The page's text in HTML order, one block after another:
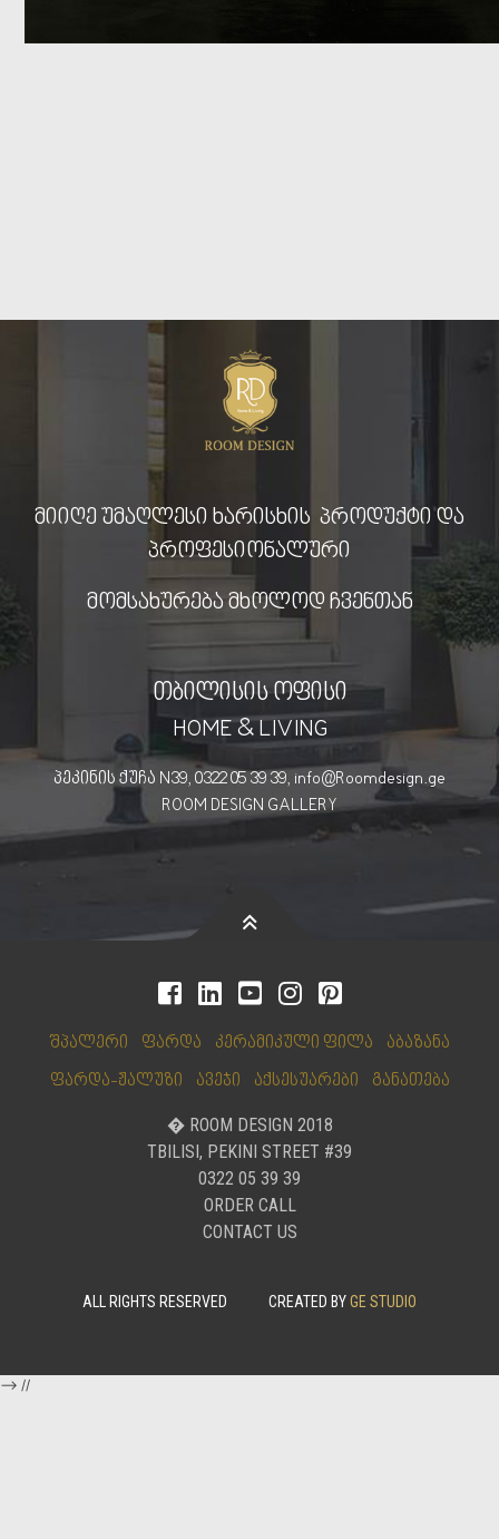
მიიღე უმაღლესი ხარისხის პროდუქტი და
პროფესიონალური
მომსახურება მხოლოდ ჩვენთან
თბილისის ოფისი
HOME & LIVING
პეკინის ქუჩა N39, 0322 05 39 39, info@Roomdesign.ge
ROOM DESIGN GALLERY
შპალერი ფარდა კერამიკული ფილა
აბაზანა
ფარდა-ჟალუზი
ავეჯი აქსესუარები განათება
� ROOM DESIGN 2018
TBILISI, PEKINI STREET #39
0322 05 39 39
ORDER CALL
CONTACT US
ALL RIGHTS RESERVED CREATED BYGE STUDIO
--> //